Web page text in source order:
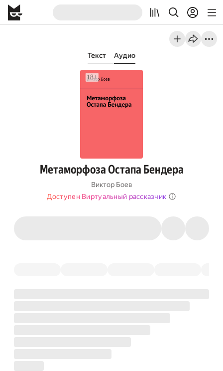
Текст Аудио
Метаморфоза Остапа Бендера
Виктор Боев
Доступен Виртуальный рассказчик